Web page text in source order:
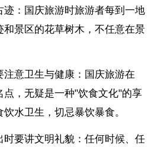
迹：国庆旅游时旅游者每到一地
和景区的花草树木，不任意在景
注意卫生与健康：国庆旅游在
点，无疑是一种"饮食文化"的享
水卫生，切忌暴饮暴食。
时要讲文明礼貌：任何时候、任